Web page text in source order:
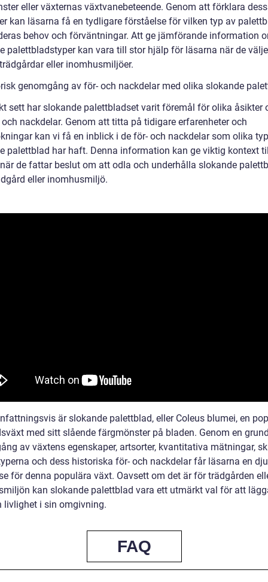
eller växternas växtvanebeteende. Genom att förklara
kan läsarna få en tydligare förståelse för vilken typ av
behov och förväntningar. Att ge jämförande information
palettbladstyper kan vara till stor hjälp för läsarna när de
eller inomhusmiljöer.
genomgång av för- och nackdelar med olika slokande
sett har slokande palettbladset varit föremål för olika åsikter
nackdelar. Genom att titta på tidigare erfarenheter och
kan vi få en inblick i de för- och nackdelar som olika
palettblad har haft. Denna information kan ge viktig kontext
de fattar beslut om att odla och underhålla slokande
eller inomhusmiljö.
är slokande palettblad, eller Coleus blumei, en
med sitt slående färgmönster på bladen. Genom en
av växtens egenskaper, artsorter, kvantitativa mätningar,
och dess historiska för- och nackdelar får läsarna en
för denna populära växt. Oavsett om det är för trädgården
kan slokande palettblad vara ett utmärkt val för att
livlighet i sin omgivning.
FAQ